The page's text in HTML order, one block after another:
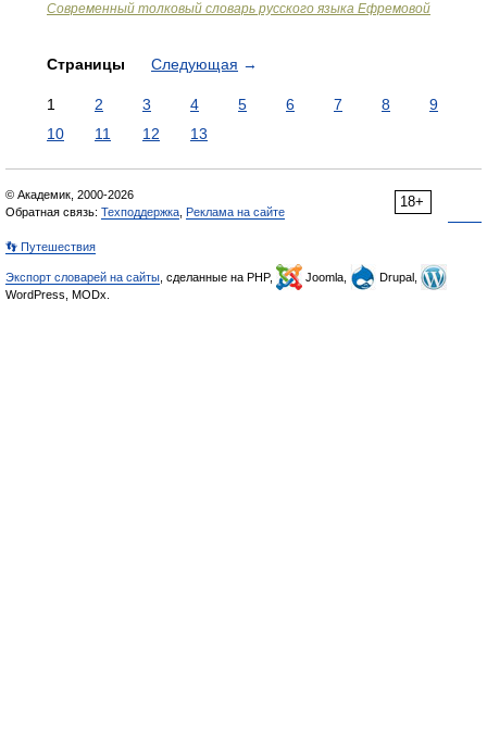
Современный толковый словарь русского языка Ефремовой
Страницы Следующая →
1 2 3 4 5 6 7 8
9
10
11 12 13
18+
© Академик, 2000-2026
Обратная связь: Техподдержка Реклама на сайте
👣 Путешествия
Экспорт словарей на сайты , сделанные на PHP, Joomla,
Drupal,
WordPress, MODx.